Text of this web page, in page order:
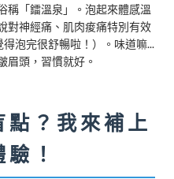
稱「鐳溫泉」。泡起來體感溫
對神經痛、肌肉痠痛特別有效
得泡完很舒暢啦！）。味道嘛...
眉頭，習慣就好。
？我來補上
！